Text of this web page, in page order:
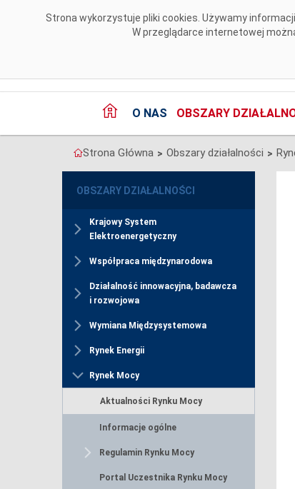
Strona wykorzystuje pliki cookies. Używamy
W przeglądarce internetowej
O NAS OBSZARY
Strona Główna > Obszary działalności >
OBSZARY DZIAŁALNOŚCI
Krajowy System
Elektroenergetyczny
Współpraca międzynarodowa
Działalność innowacyjna, badawcza
i rozwojowa
Wymiana Międzysystemowa
Rynek Energii
Rynek Mocy
Aktualności Rynku Mocy
Informacje ogólne
Regulamin Rynku Mocy
Portal Uczestnika Rynku Mocy